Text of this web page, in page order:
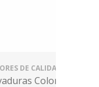
DE CALIDAD
Color